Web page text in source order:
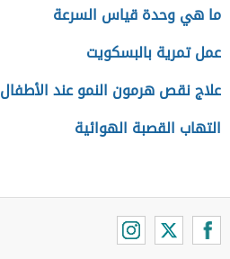
ما هي وحدة قياس السرعة
عمل تمرية بالبسكويت
علاج نقص هرمون النمو عند الأطفال
التهاب القصبة الهوائية